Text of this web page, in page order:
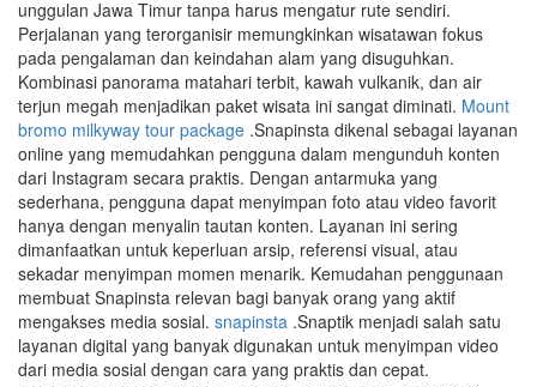
unggulan Jawa Timur tanpa harus mengatur rute sendiri.
Perjalanan yang terorganisir memungkinkan wisatawan fokus
pada pengalaman dan keindahan alam yang disuguhkan.
Kombinasi panorama matahari terbit, kawah vulkanik, dan air
terjun megah menjadikan paket wisata ini sangat diminati. Mount
bromo milkyway tour package .Snapinsta dikenal sebagai layanan
online yang memudahkan pengguna dalam mengunduh konten
dari Instagram secara praktis. Dengan antarmuka yang
sederhana, pengguna dapat menyimpan foto atau video favorit
hanya dengan menyalin tautan konten. Layanan ini sering
dimanfaatkan untuk keperluan arsip, referensi visual, atau
sekadar menyimpan momen menarik. Kemudahan penggunaan
membuat Snapinsta relevan bagi banyak orang yang aktif
mengakses media sosial. snapinsta .Snaptik menjadi salah satu
layanan digital yang banyak digunakan untuk menyimpan video
dari media sosial dengan cara yang praktis dan cepat.